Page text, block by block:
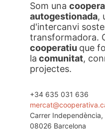
Som una
autogestionada,
d'intercanvi
transformadora.
cooperatiu que
la comunitat,
projectes.
+34 635 031 636
Carrer Independència,
08026 Barcelona